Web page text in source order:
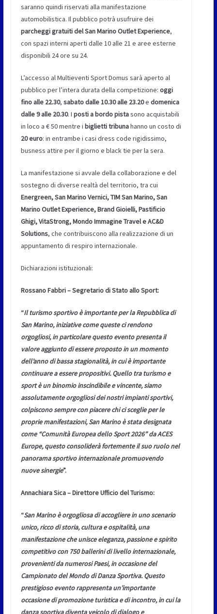
saranno quindi riservati alla manifestazione
automobilistica. Il pubblico potrà usufruire dei
parcheggi gratuiti del San Marino Outlet Experience,
con spazi interni aperti dalle 10 alle 21 e aree esterne
disponibili 24 ore su 24.
L’accesso al Multieventi Sport Domus sarà aperto al
pubblico per l’intera durata della competizione: oggi
fino alle 22.30, sabato dalle 10.30 alle 23.20e domenica
dalle 9 alle 20.30. I posti a bordo pistasono acquistabili
in loco a € 50 mentre i biglietti tribunahanno un costo di
20 euro: in entrambe i casi dress code rigidissimo,
busness attire per il giorno e black tie per la sera.
La manifestazione si avvale della collaborazione e del
sostegno di diverse realtà del territorio, tra cui
Energreen, San Marino Vernici, TIM San Marino, San
Marino Outlet Experience, Brand Gioielli, Pastificio
Ghigi, VitaStrong, Mondo Immagine Travel e AC&D
Solutions, che contribuiscono alla realizzazione di un
appuntamento di respiro internazionale.
Dichiarazioni istituzionali:
Rossano Fabbri – Segretario di Stato allo Sport:
“Il turismo sportivo è importante per la Repubblica di
San Marino, iniziative come queste ci rendono
orgogliosi, in particolare questo evento presenta il
valore aggiunto di essere proposto in un momento
dell’anno di bassa stagionalità, in cui è importante
continuare a essere propositivi. Quello tra turismo e
sport è un binomio inscindibile e vincente, siamo
assolutamente orgogliosi dei nostri impianti sportivi,
colpiscono sempre con piacere chi ci sceglie per le
proprie manifestazioni, San Marino è stata designata
come “Comunità Europea dello Sport 2026” da ACES
Europe, questo consoliderà fortemente il suo ruolo nel
panorama sportivo internazionale promuovendo
nuove sinergie”.
Annachiara Sica – Direttore Ufficio del Turismo:
“San Marino è orgogliosa di accogliere in uno scenario
unico, ricco di storia, cultura e ospitalità, una
manifestazione che unisce eleganza, passione e spirito
competitivo con 750 ballerini di livello internazionale,
provenienti da numerosi Paesi, in occasione del
Campionato del Mondo di Danza Sportiva. Questo
prestigioso evento rappresenta un’importante
occasione di promozione turistica e di incontro, in cui la
danza sportiva diventa veicolo di dialogo e